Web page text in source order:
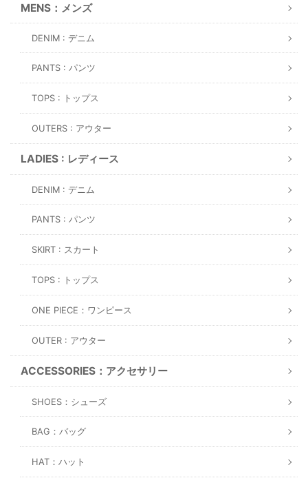
MENS：メンズ
DENIM : デニム
PANTS : パンツ
TOPS : トップス
OUTERS : アウター
LADIES : レディース
DENIM : デニム
PANTS : パンツ
SKIRT : スカート
TOPS : トップス
ONE PIECE：ワンピース
OUTER : アウター
ACCESSORIES：アクセサリー
SHOES：シューズ
BAG：バッグ
HAT：ハット